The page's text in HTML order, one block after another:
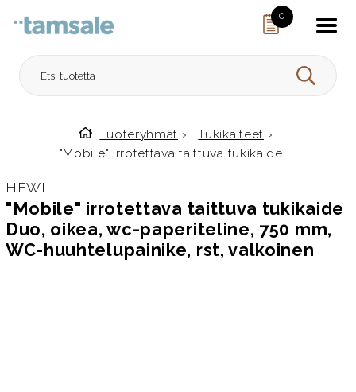
0
HAE
Etusivulle
Tuoteryhmät › Tukikaiteet ›
"Mobile" irrotettava taittuva tukikaide ...
HEWI
"Mobile" irrotettava taittuva tukikaide
Duo, oikea, wc-paperiteline, 750 mm,
WC-huuhtelupainike, rst, valkoinen